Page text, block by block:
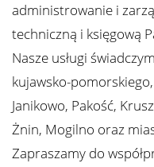
administrowanie i
techniczną i księgową
Nasze usługi
kujawsko-
Janikowo, Pakość,
Żnin, Mogilno oraz
Zapraszamy do